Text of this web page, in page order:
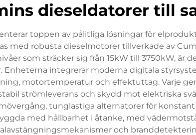
dieseldatorer till
toppen av pålitliga lösningar för
med robusta dieselmotorer tillverkade av
som sträcker sig från 15kW till 3750kW, är
Enheterna integrerar moderna digitala
motortemperatur och effektuttag. Varje
strömleverans och skydd mot elektriska
tunglastiga alternatorer för
med hållbarhet i åtanke, med
och